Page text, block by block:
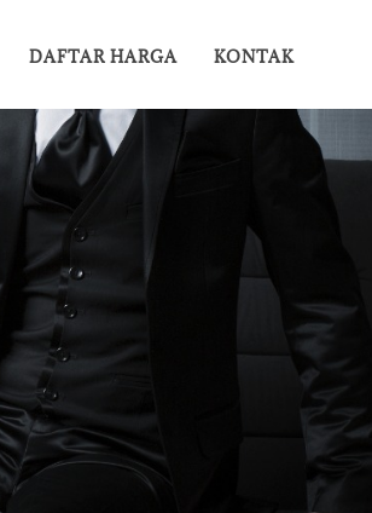
DAFTAR HARGA KONTAK